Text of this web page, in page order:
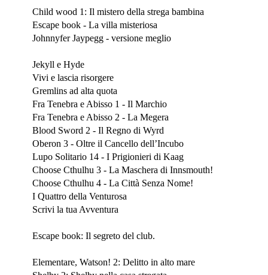
Child wood 1: Il mistero della strega bambina
Escape book - La villa misteriosa
Johnnyfer Jaypegg - versione meglio
Jekyll e Hyde
Vivi e lascia risorgere
Gremlins ad alta quota
Fra Tenebra e Abisso 1 - Il Marchio
Fra Tenebra e Abisso 2 - La Megera
Blood Sword 2 - Il Regno di Wyrd
Oberon 3 - Oltre il Cancello dell’Incubo
Lupo Solitario 14 - I Prigionieri di Kaag
Choose Cthulhu 3 - La Maschera di Innsmouth!
Choose Cthulhu 4 - La Città Senza Nome!
I Quattro della Venturosa
Scrivi la tua Avventura
Escape book: Il segreto del club.
Elementare, Watson! 2: Delitto in alto mare